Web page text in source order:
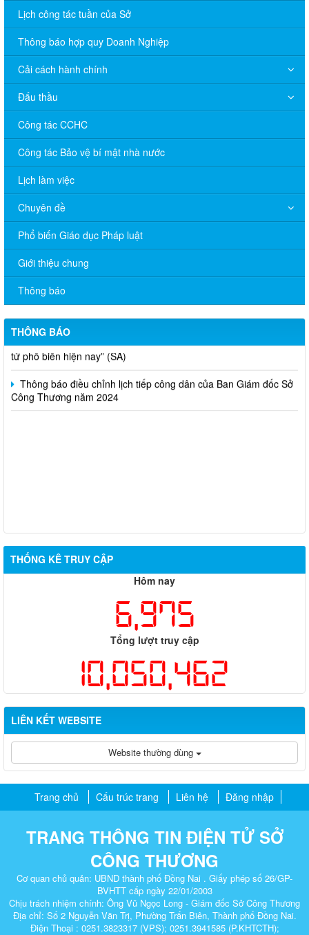
Lịch công tác tuần của Sở
Thông báo hợp quy Doanh Nghiệp
Cải cách hành chính
Đấu thầu
Công tác CCHC
Công tác Bảo vệ bí mật nhà nước
Lịch làm việc
Chuyên đề
Phổ biến Giáo dục Pháp luật
Giới thiệu chung
Thông báo
THÔNG BÁO
V/v đề nghị báo cáo hệ thống phân phối, nhãn hiệu hàng hóa
và hoạt động mua bán khí trên địa bàn tỉnh năm 2025 (nhắc lần
2).
Thông báo bán thanh lý tài sản công theo hình thức chỉ định
huấn kinh doanh online hiệu quả trên các kênh thương mại điện
tử phổ biến hiện nay” (SA)
Thông báo điều chỉnh lịch tiếp công dân của Ban Giám đốc Sở
Công Thương năm 2024
THỐNG KÊ TRUY CẬP
Hôm nay
6,975
Tổng lượt truy cập
10,050,462
LIÊN KẾT WEBSITE
Website thường dùng
Trang chủ Cấu trúc trang Liên hệ Đăng nhập
TRANG THÔNG TIN ĐIỆN TỬ SỞ
CÔNG THƯƠNG
Cơ quan chủ quản: UBND thành phố Đồng Nai . Giấy phép số 26/GP-
BVHTT cấp ngày 22/01/2003
Chịu trách nhiệm chính: Ông Vũ Ngọc Long - Giám đốc Sở Công Thương
Địa chỉ: Số 2 Nguyễn Văn Trị, Phường Trấn Biên, Thành phố Đồng Nai.
Điện Thoại : 0251.3823317 (VPS); 0251.3941585 (P.KHTCTH);